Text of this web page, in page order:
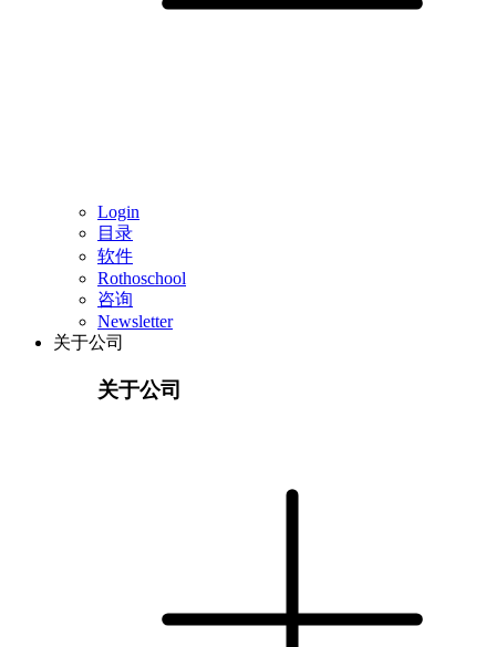
Login
目录
软件
Rothoschool
咨询
Newsletter
关于公司
关于公司